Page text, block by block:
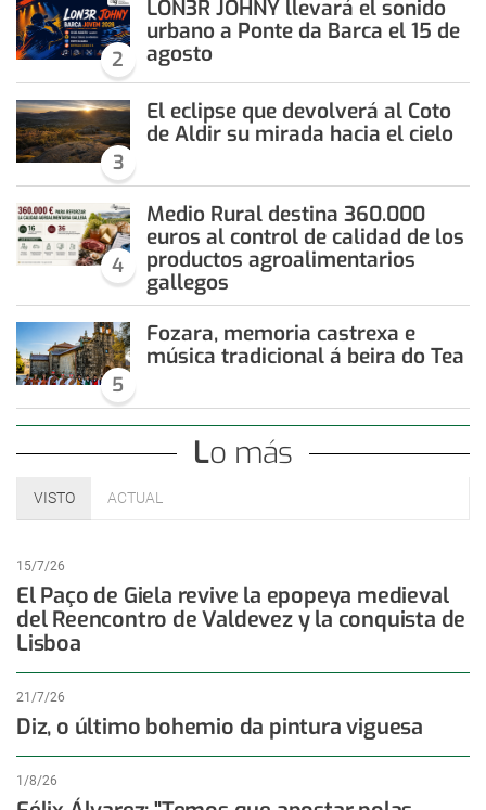
2
LON3R JOHNY llevará el sonido
urbano a Ponte da Barca el 15 de
agosto
3
El eclipse que devolverá al Coto
de Aldir su mirada hacia el cielo
4
Medio Rural destina 360.000
euros al control de calidad de los
productos agroalimentarios
gallegos
5
Fozara, memoria castrexa e
música tradicional á beira do Tea
Lo más
VISTO ACTUAL
15/7/26
El Paço de Giela revive la epopeya medieval
del Reencontro de Valdevez y la conquista de
Lisboa
21/7/26
Diz, o último bohemio da pintura viguesa
1/8/26